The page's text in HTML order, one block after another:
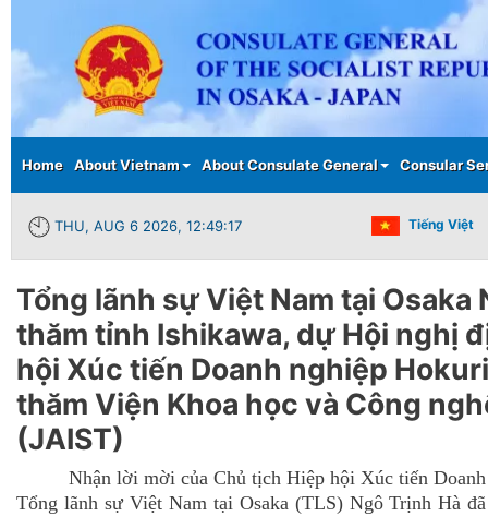
Main menu
Home About Vietnam About Consulate General Consular
THU, AUG 6 2026, 12:49:18 Tiếng Việt
Tổng lãnh sự Việt Nam tại Osaka
thăm tỉnh Ishikawa, dự Hội nghị
hội Xúc tiến Doanh nghiệp
thăm Viện Khoa học và Công
(JAIST)
Nhận lời mời của Chủ tịch Hiệp hội Xúc tiến
Tổng lãnh sự Việt Nam tại Osaka (TLS) Ngô Trịnh Hà